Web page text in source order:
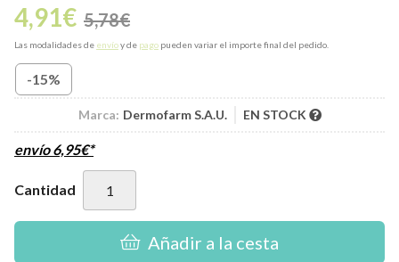
4,91€ 5,78€
Las modalidades de envíoy de pago pueden variar el importe final del pedido.
-15%
Marca: Dermofarm S.A.U. EN STOCK
envío6,95€*
Cantidad
Añadir a la cesta